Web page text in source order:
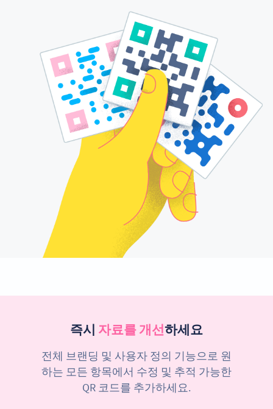
즉시 자료를 개선하세요
전체 브랜딩 및 사용자 정의 기능으로 원
하는 모든 항목에서 수정 및 추적 가능한
QR 코드를 추가하세요.